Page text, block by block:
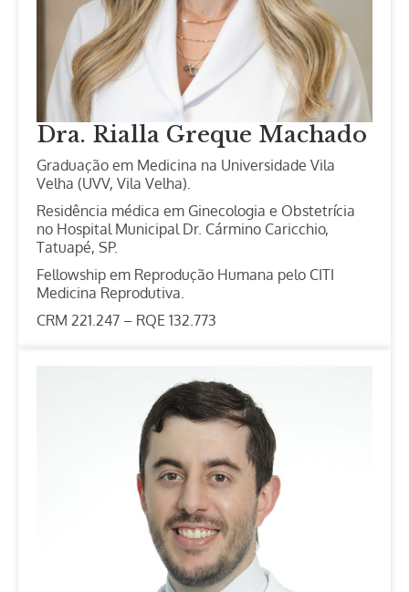
Dra. Rialla Greque Machado
Graduação em Medicina na Universidade Vila
Velha (UVV, Vila Velha).
Residência médica em Ginecologia e Obstetrícia
no Hospital Municipal Dr. Cármino Caricchio,
Tatuapé, SP.
Fellowship em Reprodução Humana pelo CITI
Medicina Reprodutiva.
CRM 221.247 – RQE 132.773